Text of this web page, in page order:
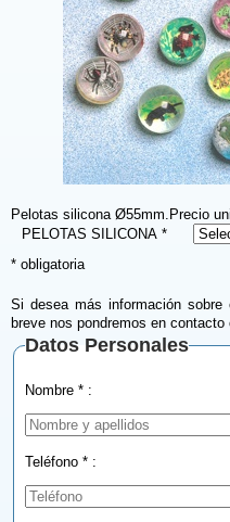
Pelotas silicona Ø55mm.Precio
PELOTAS SILICONA *
* obligatoria
Si desea más información
breve nos pondremos en contacto
Datos Personales
Nombre * :
Teléfono * :